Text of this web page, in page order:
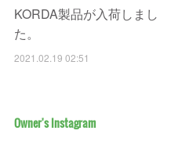
KORDA製品が入荷しまし
た。
2021.02.19 02:51
Owner's Instagram